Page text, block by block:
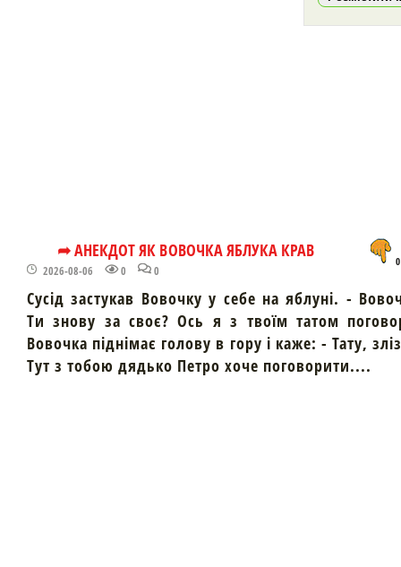
➦ АНЕКДОТ ЯК ВОВОЧКА ЯБЛУКА КРАВ
2026-08-06 0 0
0
Сусід застукав Вовочку у себе на яблуні. -
Ти знову за своє? Ось я з твоїм татом
Вовочка піднімає голову в гору і каже: - Тату,
Тут з тобою дядько Петро хоче поговорити....